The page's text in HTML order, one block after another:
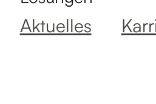
Aktuelles